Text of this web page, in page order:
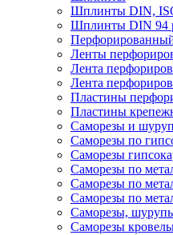
Шплинты DIN,
Шплинты DIN 94
Ленты
Лента
Лента
Пластины
Пластины
Саморезы и
Саморезы по
Саморезы
Саморезы по
Саморезы по
Саморезы по
Саморезы,
Саморезы